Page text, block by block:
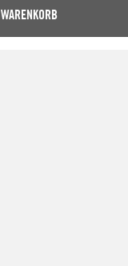
WARENKORB